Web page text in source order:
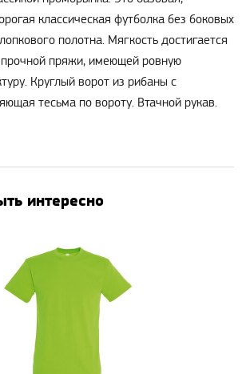
классическая футболка без боковых
полотна. Мягкость достигается
прочной пряжи, имеющей ровную
Круглый ворот из рибаны с
тесьма по вороту. Втачной рукав.
интересно